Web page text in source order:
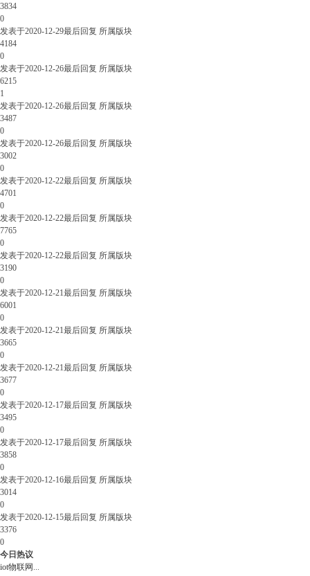
3834
0
发表于2020-12-29最后回复 所属版块
4184
0
发表于2020-12-26最后回复 所属版块
6215
1
发表于2020-12-26最后回复 所属版块
3487
0
发表于2020-12-26最后回复 所属版块
3002
0
发表于2020-12-22最后回复 所属版块
4701
0
发表于2020-12-22最后回复 所属版块
7765
0
发表于2020-12-22最后回复 所属版块
3190
0
发表于2020-12-21最后回复 所属版块
6001
0
发表于2020-12-21最后回复 所属版块
3665
0
发表于2020-12-21最后回复 所属版块
3677
0
发表于2020-12-17最后回复 所属版块
3495
0
发表于2020-12-17最后回复 所属版块
3858
0
发表于2020-12-16最后回复 所属版块
3014
0
发表于2020-12-15最后回复 所属版块
3376
0
今日热议
iot物联网